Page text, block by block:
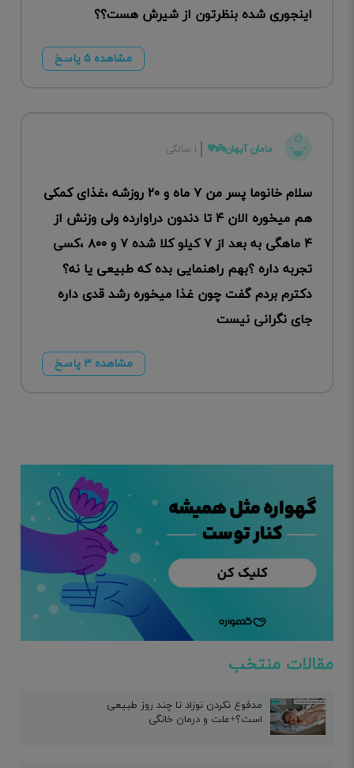
اینجوری شده بنظرتون از شیرش هست؟؟
مشاهده ۵ پاسخ
مامان آیهان👼💜 ۱ سالگی
سلام خانوما پسر من ۷ ماه و ۲۰ روزشه ،غذای کمکی
هم میخوره الان ۴ تا دندون دراوارده ولی وزنش از
۴ ماهگی به بعد از ۷ کیلو کلا شده ۷ و ۸۰۰ ،کسی
تجربه داره ؟بهم راهنمایی بده که طبیعی یا نه؟
دکترم بردم گفت چون غذا میخوره رشد قدی داره
جای نگرانی نیست
مشاهده ۳ پاسخ
مقالات منتخب
مدفوع نکردن نوزاد تا چند روز طبیعی
است؟+علت و درمان خانگی